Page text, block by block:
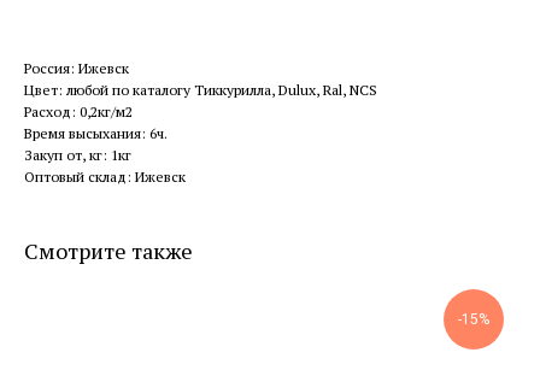
Россия: Ижевск
Цвет: любой по каталогу Тиккурилла, Dulux, Ral, NCS
Расход: 0,2кг/м2
Время высыхания: 6ч.
Закуп от, кг: 1кг
Оптовый склад: Ижевск
Смотрите также
-15%